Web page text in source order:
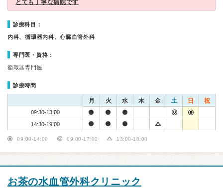
とても丁寧な病院です
診療科目：
内科、循環器内科、心臓血管外科
専門医・資格：
循環器専門医
診療時間
月 火 水 木 金 土 日 祝
09:30-13:00
14:30-19:00
09:00-14:00 09:00-17:00 13:00-18:00
お茶の水血管外科クリニック